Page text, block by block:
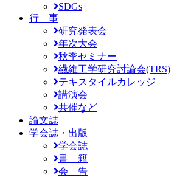
SDGs
行 事
研究発表会
年次大会
秋季セミナー
繊維工学研究討論会(TRS)
テキスタイルカレッジ
講演会
共催など
論文誌
学会誌・出版
学会誌
書 籍
会 告